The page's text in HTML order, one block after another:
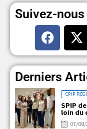
Suivez-nous
Derniers
CPIP
SPIP
loin du
07/